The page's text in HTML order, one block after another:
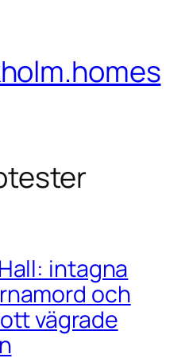
intagna
och
vägrade